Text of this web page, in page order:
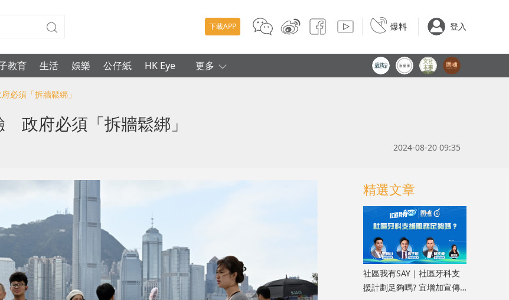
下載APP 爆料 登入
教育 生活 娛樂 公仔紙 HK Eye 更多
必須「拆牆鬆綁」
政府必須「拆牆鬆綁」
2024-08-20 09:35
精選文章
社區我有SAY｜社區牙科支
援計劃足夠嗎? 宜增加宣傳